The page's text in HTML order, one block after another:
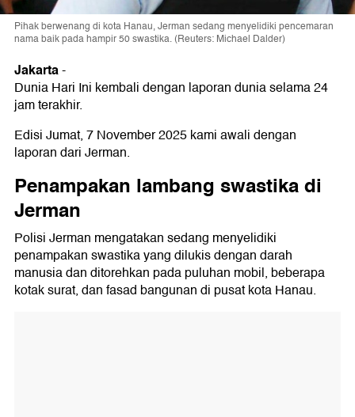
Pihak berwenang di kota Hanau, Jerman sedang menyelidiki pencemaran
nama baik pada hampir 50 swastika. (Reuters: Michael Dalder)
Jakarta-
Dunia Hari Ini kembali dengan laporan dunia selama 24
jam terakhir.
Edisi Jumat, 7 November 2025 kami awali dengan
laporan dari Jerman.
Penampakan lambang swastika di
Jerman
Polisi Jerman mengatakan sedang menyelidiki
penampakan swastika yang dilukis dengan darah
manusia dan ditorehkan pada puluhan mobil, beberapa
kotak surat, dan fasad bangunan di pusat kota Hanau.